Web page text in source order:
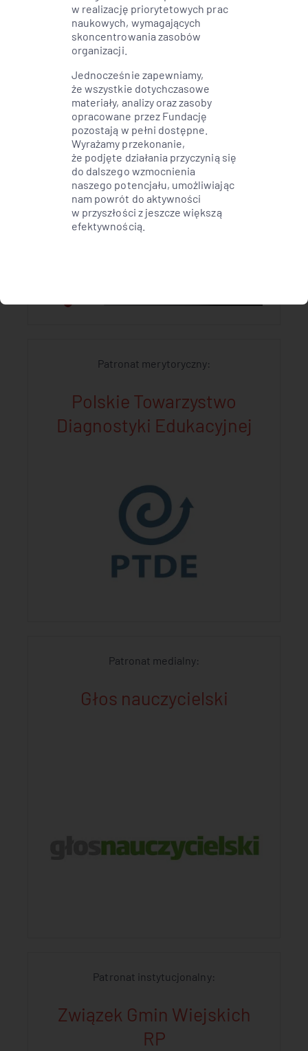
Badanie zrealizowała:
australijska firma SoNET
Systems
Patronat merytoryczny:
Polskie Towarzystwo
Diagnostyki Edukacyjnej
Patronat medialny:
Głos nauczycielski
Patronat instytucjonalny:
Związek Gmin Wiejskich
RP
w realizację priorytetowych prac
naukowych, wymagających
skoncentrowania zasobów
organizacji.
Jednocześnie zapewniamy,
że wszystkie dotychczasowe
materiały, analizy oraz zasoby
opracowane przez Fundację
pozostają w pełni dostępne.
Wyrażamy przekonanie,
że podjęte działania przyczynią się
do dalszego wzmocnienia
naszego potencjału, umożliwiając
nam powrót do aktywności
w przyszłości z jeszcze większą
efektywnością.